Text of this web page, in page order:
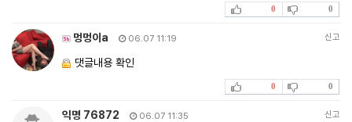
0 0
멍멍이a 06.07 11:19 신고
댓글내용 확인
0 0
익명 76872 06.07 11:35 신고